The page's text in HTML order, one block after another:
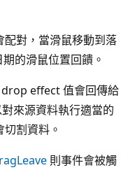
配對，當滑鼠移動到落
的滑鼠位置回饋。
drop effect 值會回傳給
來源資料執行適當的
割資料。
則事件會被觸